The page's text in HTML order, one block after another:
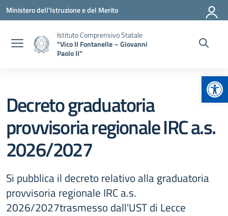
Vai ai contenuti
Vai al menu di navigazione
Vai al footer
Ministero dell'Istruzione e del Merito
Istituto Comprensivo Statale
"Vico II Fontanelle – Giovanni
Paolo II"
Decreto graduatoria
provvisoria regionale IRC a.s.
2026/2027
Si pubblica il decreto relativo alla graduatoria
provvisoria regionale IRC a.s.
2026/2027trasmesso dall'UST di Lecce